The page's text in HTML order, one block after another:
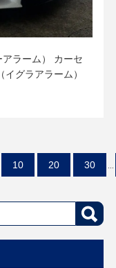
ラーム） カーセ
グラアラーム）
10 20 30